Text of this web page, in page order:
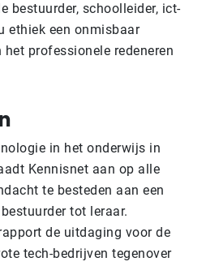
bestuurder, schoolleider, ict-
ethiek een onmisbaar
professionele redeneren
in het onderwijs in
Kennisnet aan op alle
te besteden aan een
tot leraar.
de uitdaging voor de
tech-bedrijven tegenover